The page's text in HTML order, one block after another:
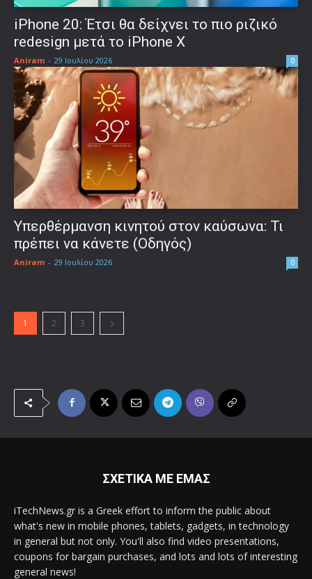
iPhone 20: Έτσι θα δείχνει το πιο ριζικό
redesign μετά το iPhone X
Aniram - 29 Ιουλίου 2026 0
Υπερθέρμανση κινητού στον καύσωνα: Τι
πρέπει να κάνετε (Οδηγός)
Aniram - 29 Ιουλίου 2026 0
1 2 3
ΣΧΕΤΙΚΑ ΜΕ ΕΜΑΣ
iTechNews.gr is a Greek effort to inform the public about
what's new in mobile phones, tablets, gadgets, in technology
in general but not only. You'll also find video presentations,
coupons for bargain purchases, and lots and lots of interesting
general news!